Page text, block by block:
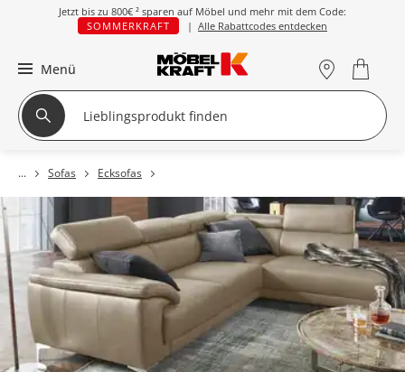
Jetzt bis zu 800€ ² sparen auf Möbel und mehr mit dem Code:
SOMMERKRAFT
| Alle Rabattcodes entdecken
Menü
Sofas Ecksofas